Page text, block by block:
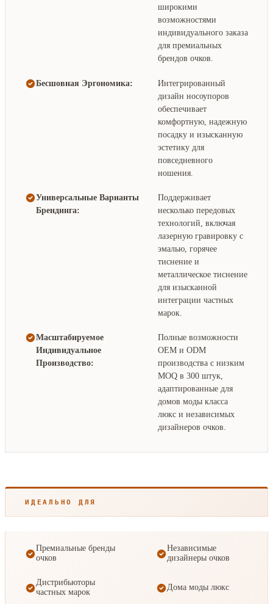
широкими
возможностями
индивидуального заказа
для премиальных
брендов очков.
Бесшовная Эргономика:
Интегрированный
дизайн носоупоров
обеспечивает
комфортную, надежную
посадку и изысканную
эстетику для
повседневного
ношения.
Универсальные Варианты
Брендинга:
Поддерживает
несколько передовых
технологий, включая
лазерную гравировку с
эмалью, горячее
тиснение и
металлическое тиснение
для изысканной
интеграции частных
марок.
Масштабируемое
Индивидуальное
Производство:
Полные возможности
OEM и ODM
производства с низким
MOQ в 300 штук,
адаптированные для
домов моды класса
люкс и независимых
дизайнеров очков.
ИДЕАЛЬНО ДЛЯ
Премиальные бренды
очков
Независимые
дизайнеры очков
Дистрибьюторы
частных марок
Дома моды люкс